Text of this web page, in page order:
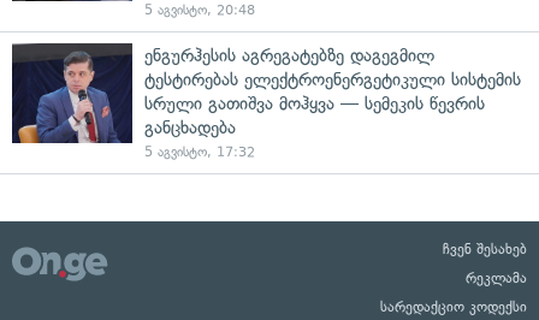
5 აგვისტო, 20:48
ენგურჰესის აგრეგატებზე დაგეგმილ
ტესტირებას ელექტროენერგეტიკული სისტემის
სრული გათიშვა მოჰყვა — სემეკის წევრის
განცხადება
5 აგვისტო, 17:32
ჩვენ შესახებ
რეკლამა
სარედაქციო კოდექსი